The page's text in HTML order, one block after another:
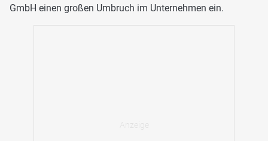
GmbH einen großen Umbruch im Unternehmen ein.